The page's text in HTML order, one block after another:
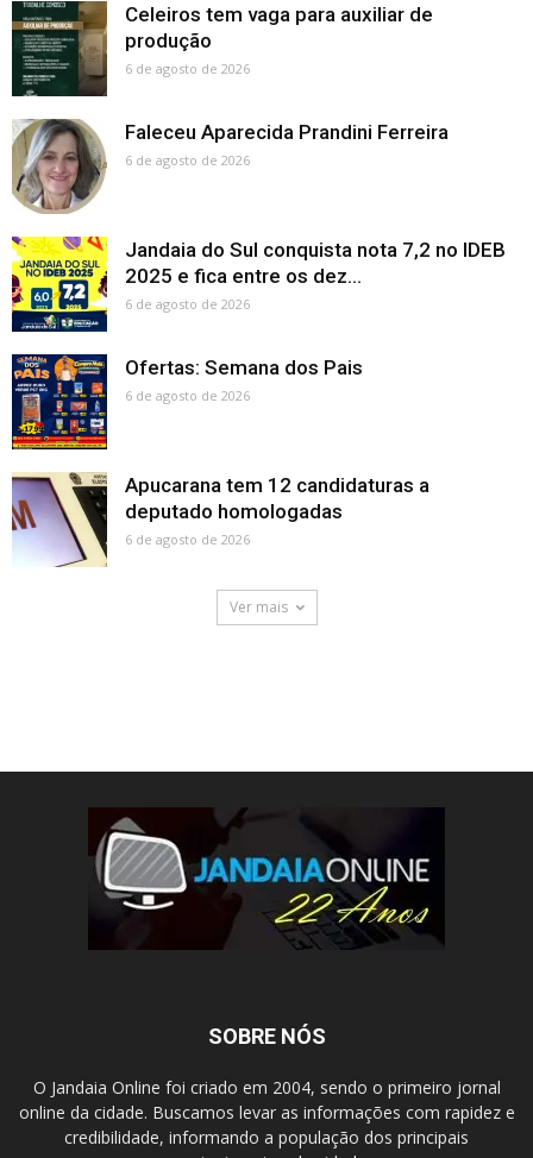
Celeiros tem vaga para auxiliar de
produção
6 de agosto de 2026
Faleceu Aparecida Prandini Ferreira
6 de agosto de 2026
Jandaia do Sul conquista nota 7,2 no IDEB
2025 e fica entre os dez...
6 de agosto de 2026
Ofertas: Semana dos Pais
6 de agosto de 2026
Apucarana tem 12 candidaturas a
deputado homologadas
6 de agosto de 2026
Ver mais
SOBRE NÓS
O Jandaia Online foi criado em 2004, sendo o primeiro jornal
online da cidade. Buscamos levar as informações com rapidez e
credibilidade, informando a população dos principais